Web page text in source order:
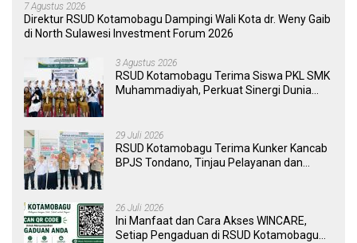
7 Agustus 2026
Direktur RSUD Kotamobagu Dampingi Wali Kota dr. Weny Gaib
di North Sulawesi Investment Forum 2026
3 Agustus 2026
RSUD Kotamobagu Terima Siswa PKL SMK
Muhammadiyah, Perkuat Sinergi Dunia
29 Juli 2026
RSUD Kotamobagu Terima Kunker Kancab
BPJS Tondano, Tinjau Pelayanan dan
26 Juli 2026
Ini Manfaat dan Cara Akses WINCARE,
Setiap Pengaduan di RSUD Kotamobagu